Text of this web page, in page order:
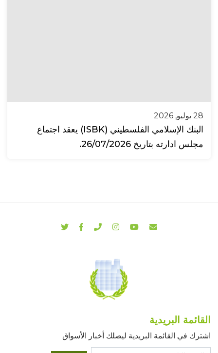
28 يوليو, 2026
البنك الإسلامي الفلسطيني (ISBK) يعقد اجتماع
مجلس ادارته بتاريخ 26/07/2026.
القائمة البريدية
اشترك في القائمة البريدية ليصلك أخبار الأسواق